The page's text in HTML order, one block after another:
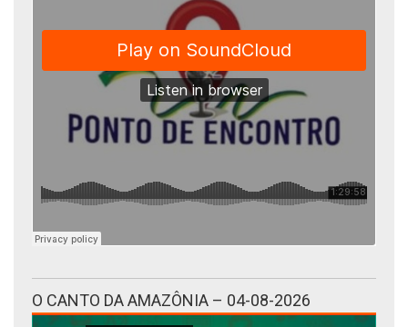
O CANTO DA AMAZÔNIA – 04-08-2026